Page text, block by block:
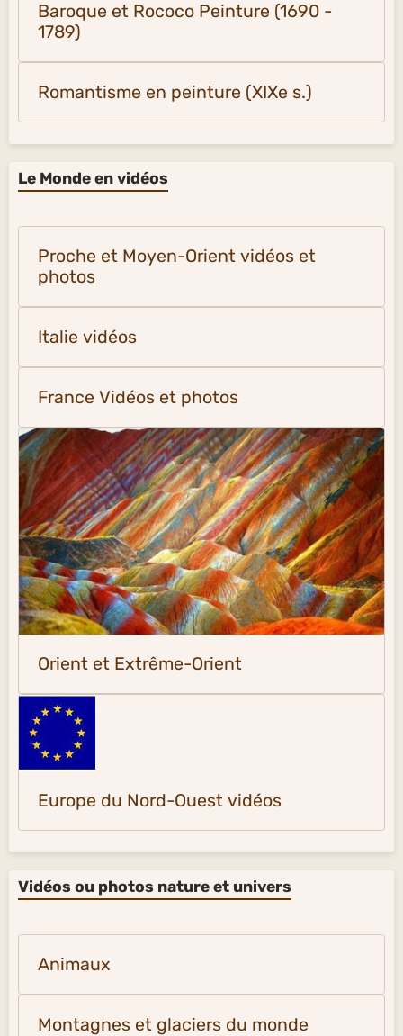
Baroque et Rococo Peinture (1690 -
1789)
Romantisme en peinture (XIXe s.)
Le Monde en vidéos
Proche et Moyen-Orient vidéos et
photos
Italie vidéos
France Vidéos et photos
Orient et Extrême-Orient
Europe du Nord-Ouest vidéos
Vidéos ou photos nature et univers
Animaux
Montagnes et glaciers du monde